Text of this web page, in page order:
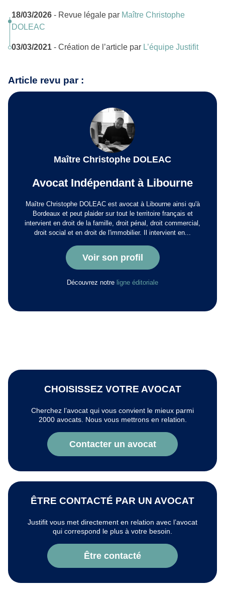
18/03/2026 - Revue légale par Maître Christophe
DOLEAC
03/03/2021 - Création de l’article par L’équipe Justifit
Article revu par :
Maître Christophe DOLEAC
Avocat Indépendant à Libourne
Maître Christophe DOLEAC est avocat à Libourne ainsi qu'à
Bordeaux et peut plaider sur tout le territoire français et
intervient en droit de la famille, droit pénal, droit commercial,
droit social et en droit de l'immobilier. Il intervient en...
Voir son profil
Découvrez notre ligne éditoriale
CHOISISSEZ VOTRE AVOCAT
Cherchez l’avocat qui vous convient le mieux parmi
2000 avocats. Nous vous mettrons en relation.
Contacter un avocat
ÊTRE CONTACTÉ PAR UN AVOCAT
Justifit vous met directement en relation avec l’avocat
qui correspond le plus à votre besoin.
Être contacté